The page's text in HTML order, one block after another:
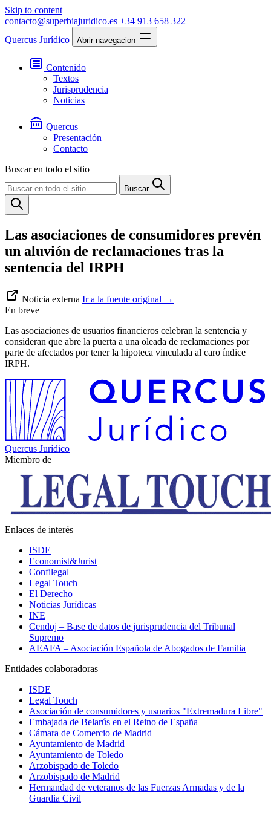
Skip to content
contacto@superbiajuridico.es +34 913 658 322
Quercus Jurídico
Abrir navegacion
Contenido
Textos
Jurisprudencia
Noticias
Quercus
Presentación
Contacto
Buscar en todo el sitio
Buscar
Las asociaciones de consumidores prevén
un aluvión de reclamaciones tras la
sentencia del IRPH
Noticia externa Ir a la fuente original →
En breve
Las asociaciones de usuarios financieros celebran la sentencia y
consideran que abre la puerta a una oleada de reclamaciones por
parte de afectados por tener la hipoteca vinculada al caro índice
IRPH.
Quercus Jurídico
Miembro de
Enlaces de interés
ISDE
Economist&Jurist
Confilegal
Legal Touch
El Derecho
Noticias Jurídicas
INE
Cendoj – Base de datos de jurisprudencia del Tribunal
Supremo
AEAFA – Asociación Española de Abogados de Familia
Entidades colaboradoras
ISDE
Legal Touch
Asociación de consumidores y usuarios "Extremadura Libre"
Embajada de Belarús en el Reino de España
Cámara de Comercio de Madrid
Ayuntamiento de Madrid
Ayuntamiento de Toledo
Arzobispado de Toledo
Arzobispado de Madrid
Hermandad de veteranos de las Fuerzas Armadas y de la
Guardia Civil